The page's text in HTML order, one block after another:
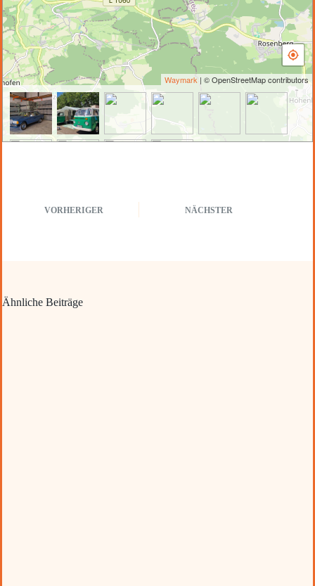
Waymark | © OpenStreetMap contributors
VORHERIGER NÄCHSTER
Ähnliche Beiträge